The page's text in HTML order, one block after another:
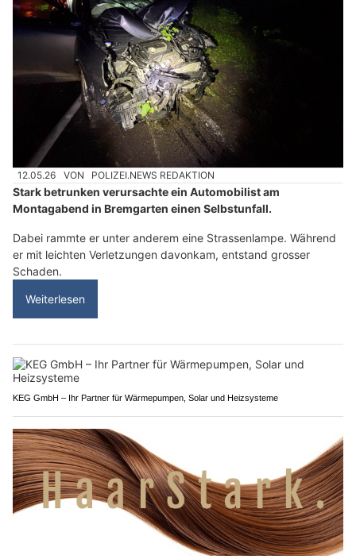
12.05.26 VON POLIZEI.NEWS REDAKTION
Stark betrunken verursachte ein Automobilist am
Montagabend in Bremgarten einen Selbstunfall.
Dabei rammte er unter anderem eine Strassenlampe. Während
er mit leichten Verletzungen davonkam, entstand grosser
Schaden.
Weiterlesen
KEG GmbH – Ihr Partner für Wärmepumpen, Solar und Heizsysteme